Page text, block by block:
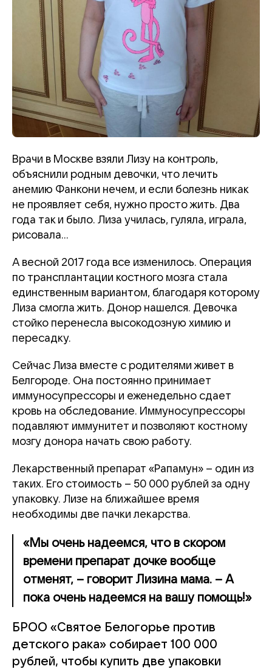
Врачи в Москве взяли Лизу на контроль,
объяснили родным девочки, что лечить
анемию Фанкони нечем, и если болезнь никак
не проявляет себя, нужно просто жить. Два
года так и было. Лиза училась, гуляла, играла,
рисовала...
А весной 2017 года все изменилось. Операция
по трансплантации костного мозга стала
единственным вариантом, благодаря которому
Лиза смогла жить. Донор нашелся. Девочка
стойко перенесла высокодозную химию и
пересадку.
Сейчас Лиза вместе с родителями живет в
Белгороде. Она постоянно принимает
иммуносупрессоры и еженедельно сдает
кровь на обследование. Иммуносупрессоры
подавляют иммунитет и позволяют костному
мозгу донора начать свою работу.
Лекарственный препарат «Рапамун» – один из
таких. Его стоимость – 50 000 рублей за одну
упаковку. Лизе на ближайшее время
необходимы две пачки лекарства.
«Мы очень надеемся, что в скором
времени препарат дочке вообще
отменят, – говорит Лизина мама. – А
пока очень надеемся на вашу помощь!»
БРОО «Святое Белогорье против
детского рака» собирает 100 000
рублей, чтобы купить две упаковки